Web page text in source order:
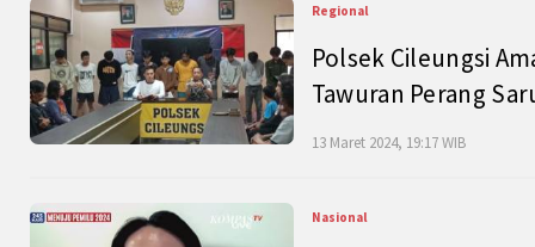
Regional
Polsek Cileungsi
Tawuran Perang
13 Maret 2024, 19:17 WIB
Nasional